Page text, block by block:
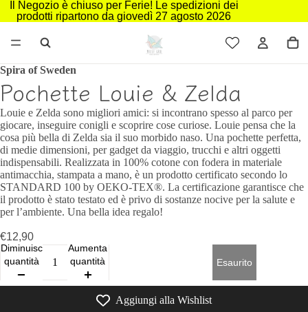
Il Negozio è chiuso per Ferie! Le spedizioni dei
prodotti ripartono da giovedì 27 agosto 2026
Spira of Sweden
Pochette Louie & Zelda
Louie e Zelda sono migliori amici: si incontrano spesso al parco per
giocare, inseguire conigli e scoprire cose curiose. Louie pensa che la
cosa più bella di Zelda sia il suo morbido naso. Una pochette perfetta,
di medie dimensioni, per gadget da viaggio, trucchi e altri oggetti
indispensabili. Realizzata in 100% cotone con fodera in materiale
antimacchia, stampata a mano, è un prodotto certificato secondo lo
STANDARD 100 by OEKO-TEX®. La certificazione garantisce che
il prodotto è stato testato ed è privo di sostanze nocive per la salute e
per l’ambiente. Una bella idea regalo!
€12,90
Diminuisci
quantità
Aumenta
quantità
Esaurito
Aggiungi alla Wishlist